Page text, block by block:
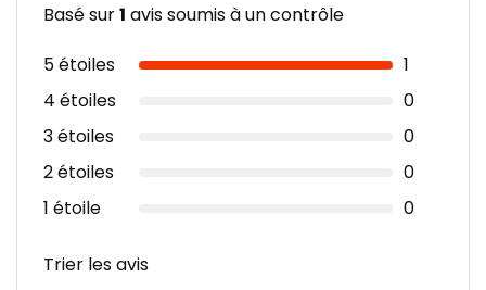
Basé sur1 avis soumis à un contrôle
5 étoiles
1
4 étoiles
0
3 étoiles
0
2 étoiles
0
1 étoile
0
Trier les avis